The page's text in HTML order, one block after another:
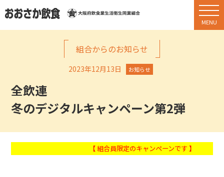
組合からのお知らせ
2023年12月13日 お知らせ
全飲連
冬のデジタルキャンペーン第2弾
【 組合員限定のキャンペーンです 】